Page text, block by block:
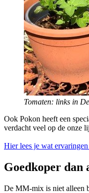
Tomaten: links in
Ook Pokon heeft een
verdacht veel op de onze
Hier lees je wat
Goedkoper dan
De MM-mix is niet alleen